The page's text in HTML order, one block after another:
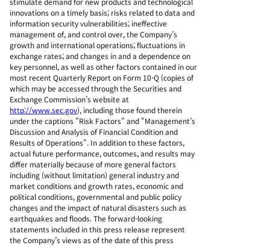
innovations on a timely basis; risks related to data and
information security vulnerabilities; ineffective
management of, and control over, the Company’s
growth and international operations; fluctuations in
exchange rates; and changes in and a dependence on
key personnel, as well as other factors contained in our
most recent Quarterly Report on Form 10-Q (copies of
which may be accessed through the Securities and
Exchange Commission’s website at
http://www.sec.gov), including those found therein
under the captions "Risk Factors" and "Management’s
Discussion and Analysis of Financial Condition and
Results of Operations". In addition to these factors,
actual future performance, outcomes, and results may
differ materially because of more general factors
including (without limitation) general industry and
market conditions and growth rates, economic and
political conditions, governmental and public policy
changes and the impact of natural disasters such as
earthquakes and floods. The forward-looking
statements included in this press release represent
the Company’s views as of the date of this press